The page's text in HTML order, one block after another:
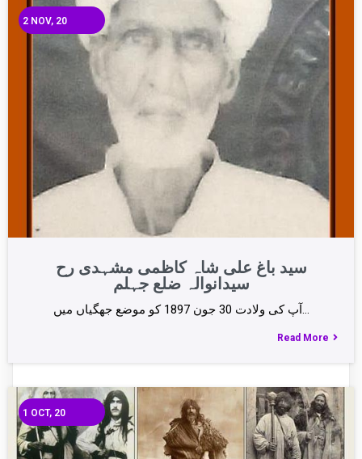
سید باغ علی شاہ کاظمی مشہدی رح
سیدانوالہ ضلع جہلم
2 NOV, 20
Read More
1 OCT, 20